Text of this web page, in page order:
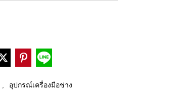
, อุปกรณ์เครื่องมือช่าง